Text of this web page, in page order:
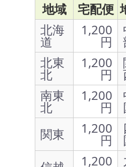
地域
宅配便
北海
道
1,200
円
北東
北
1,200
円
南東
北
1,200
円
関東
1,200
円
1,200